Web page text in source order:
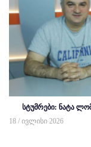
სტუმრები: ნატა
18 / ივლისი 2026